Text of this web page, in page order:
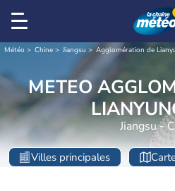
Météo Chine Jiangsu Agglomération de
METEO
Jiangsu -
Villes principales